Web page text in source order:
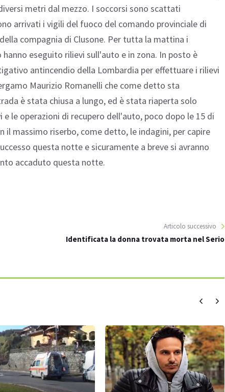
metri dal mezzo. I soccorsi sono scattati
arrivati i vigili del fuoco del comando provinciale di
compagnia di Clusone. Per tutta la mattina i
eseguito rilievi sull'auto e in zona. In posto è
antincendio della Lombardia per effettuare i rilievi
Maurizio Romanelli che come detto sta
è stata chiusa a lungo, ed è stata riaperta solo
le operazioni di recupero dell'auto, poco dopo le 15 di
il massimo riserbo, come detto, le indagini, per capire
questa notte e sicuramente a breve si avranno
accaduto questa notte.
Articolo successivo
Identificata la donna trovata morta nel Serio